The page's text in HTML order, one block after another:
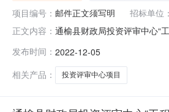
项目编号： 邮件正文须写明 招标单位：
正文内容： 通榆县财政局投资评审中心“
购文件，并于2022年12月19
发布时间： 2022-12-05
相关产品：
投资评审中心项目